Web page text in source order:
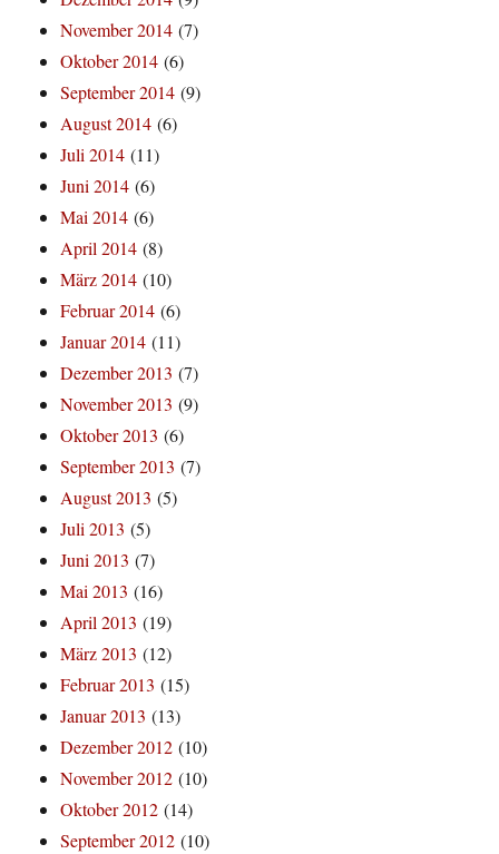
November 2014 (7)
Oktober 2014 (6)
September 2014 (9)
August 2014 (6)
Juli 2014 (11)
Juni 2014 (6)
Mai 2014 (6)
April 2014 (8)
März 2014 (10)
Februar 2014 (6)
Januar 2014 (11)
Dezember 2013 (7)
November 2013 (9)
Oktober 2013 (6)
September 2013 (7)
August 2013 (5)
Juli 2013 (5)
Juni 2013 (7)
Mai 2013 (16)
April 2013 (19)
März 2013 (12)
Februar 2013 (15)
Januar 2013 (13)
Dezember 2012 (10)
November 2012 (10)
Oktober 2012 (14)
September 2012 (10)